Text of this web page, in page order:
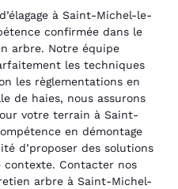
à Saint-Michel-le-
confirmée dans le
arbre. Notre équipe
les techniques
les règlementations en
de haies, nous assurons
votre terrain à Saint-
en démontage
d’proposer des solutions
contexte. Contacter nos
arbre à Saint-Michel-